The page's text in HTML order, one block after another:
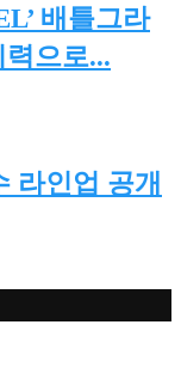
배틀그라
으로...
라인업 공개